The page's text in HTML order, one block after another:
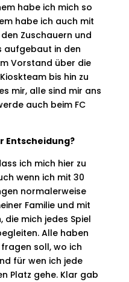
habe ich mich so
habe ich auch mit
Zuschauern und
aufgebaut in den
Vorstand über die
bis hin zu
mir, alle sind mir ans
auch beim FC
Entscheidung?
ich mich hier zu
wenn ich mit 30
normalerweise
Familie und mit
die mich jedes Spiel
Alle haben
soll, wo ich
für wen ich jede
Platz gehe. Klar gab